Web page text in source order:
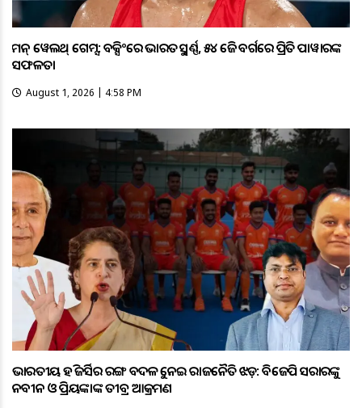
କମନ୍ ୱେଲଥ୍ ଗେମ୍ସ: ବକ୍ସିଂରେ ଭାରତକୁ ସ୍ବର୍ଣ୍ଣ, ୫୪ କେଜି ବର୍ଗରେ ପ୍ରିତି ପାୱାରଙ୍କ
ସଫଳତା
August 1, 2026 | 4:58 PM
ଭାରତୀୟ ହକି ଜର୍ସିର ରଙ୍ଗ ବଦଳକୁ ନେଇ ରାଜନୈତିକ ଝଡ଼: ବିଜେପି ସରକାରଙ୍କୁ
ନବୀନ ଓ ପ୍ରିୟଙ୍କାଙ୍କ ତୀବ୍ର ଆକ୍ରମଣ